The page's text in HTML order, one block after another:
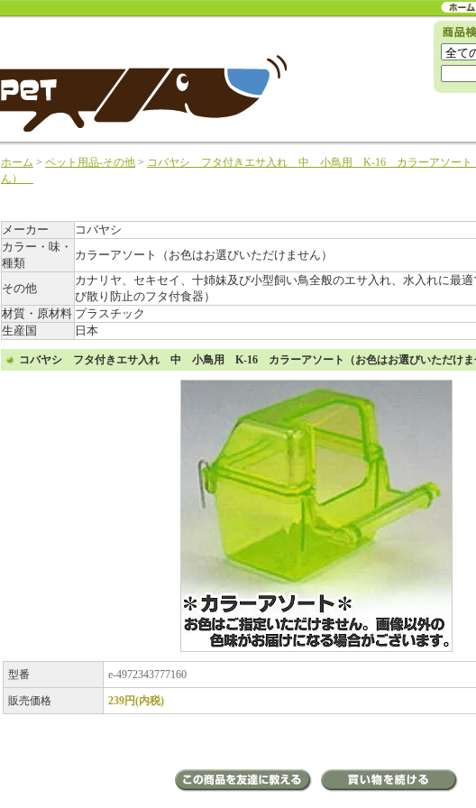
ホーム > ペット用品-その他 > コバヤシ フタ付きエサ入れ 中 小鳥用 K-16 カラーアソート
ん）
メーカー
コバヤシ
カラー・味・
種類
カラーアソート（お色はお選びいただけません）
その他
カナリヤ、セキセイ、十姉妹及び小型飼い鳥全般のエサ入れ、水入れに最
び散り防止のフタ付食器）
材質・原材料 プラスチック
生産国
日本
コバヤシ フタ付きエサ入れ 中 小鳥用 K-16 カラーアソート（お色はお選びいただけ
型番 e-4972343777160
販売価格 239円(内税)